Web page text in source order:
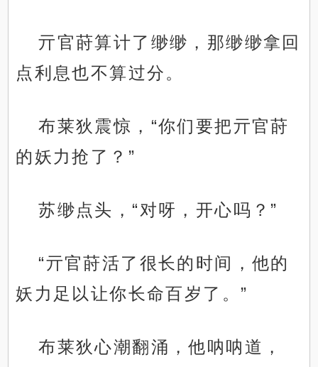
亓官莳算计了缈缈，那缈缈拿回
点利息也不算过分。
布莱狄震惊，“你们要把亓官莳
的妖力抢了？”
苏缈点头，“对呀，开心吗？”
“亓官莳活了很长的时间，他的
妖力足以让你长命百岁了。”
布莱狄心潮翻涌，他呐呐道，